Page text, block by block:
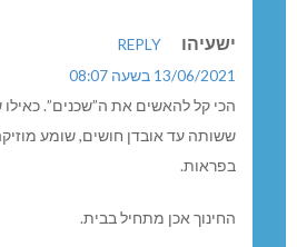
ישעיהו
REPLY
13/06/2021 בשעה 08:07
הכי קל להאשים את ה”שכנים”. כאילו
ששותה עד אובדן חושים, שומע מוזיקה
בפראות.
החינוך אכן מתחיל בבית.